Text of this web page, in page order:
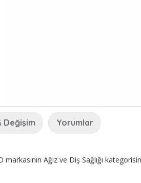
Değişim Yorumlar
markasının Ağız ve Diş Sağlığı